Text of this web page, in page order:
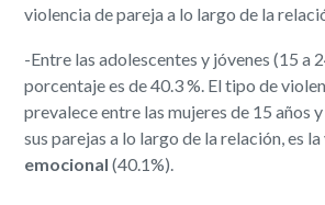
violencia de pareja a lo largo de la
-Entre las adolescentes y jóvenes (15 a
porcentaje es de 40.3 %. El tipo de
prevalece entre las mujeres de 15 años
sus parejas a lo largo de la relación, es la
emocional (40.1%).